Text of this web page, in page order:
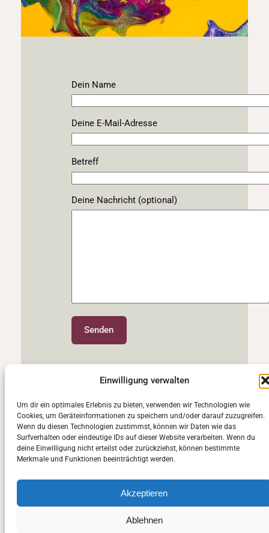
Einwilligung verwalten
Um dir ein optimales Erlebnis zu bieten, verwenden wir Technologien wie
Cookies, um Geräteinformationen zu speichern und/oder darauf zuzugreifen.
Wenn du diesen Technologien zustimmst, können wir Daten wie das
Surfverhalten oder eindeutige IDs auf dieser Website verarbeiten. Wenn du
deine Einwilligung nicht erteilst oder zurückziehst, können bestimmte
Merkmale und Funktionen beeinträchtigt werden.
Akzeptieren
Ablehnen
Dein Name
Deine E-Mail-Adresse
Betreff
Deine Nachricht (optional)